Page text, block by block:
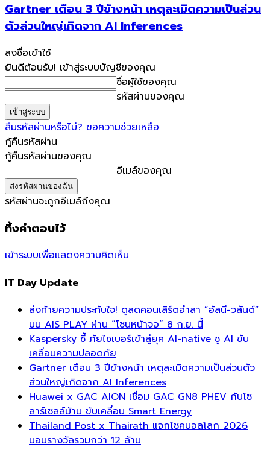
Gartner เตือน 3 ปีข้างหน้า เหตุละเมิดความเป็นส่วน
ตัวส่วนใหญ่เกิดจาก AI Inferences
ลงชื่อเข้าใช้
ยินดีต้อนรับ! เข้าสู่ระบบบัญชีของคุณ
ชื่อผู้ใช้ของคุณ
รหัสผ่านของคุณ
ลืมรหัสผ่านหรือไม่? ขอความช่วยเหลือ
กู้คืนรหัสผ่าน
กู้คืนรหัสผ่านของคุณ
อีเมล์ของคุณ
รหัสผ่านจะถูกอีเมล์ถึงคุณ
ทิ้งคำตอบไว้
เข้าระบบเพื่อแสดงความคิดเห็น
IT Day Update
ส่งท้ายความประทับใจ! ดูสดคอนเสิร์ตอำลา “อัสนี-วสันต์”
บน AIS PLAY ผ่าน “โซนหน้าจอ” 8 ก.ย. นี้
Kaspersky ชี้ ภัยไซเบอร์เข้าสู่ยุค AI-native ชู AI ขับ
เคลื่อนความปลอดภัย
Gartner เตือน 3 ปีข้างหน้า เหตุละเมิดความเป็นส่วนตัว
ส่วนใหญ่เกิดจาก AI Inferences
Huawei x GAC AION เชื่อม GAC GN8 PHEV กับโซ
ลาร์เซลล์บ้าน ขับเคลื่อน Smart Energy
Thailand Post x Thairath แจกโชคบอลโลก 2026
มอบรางวัลรวมกว่า 12 ล้าน